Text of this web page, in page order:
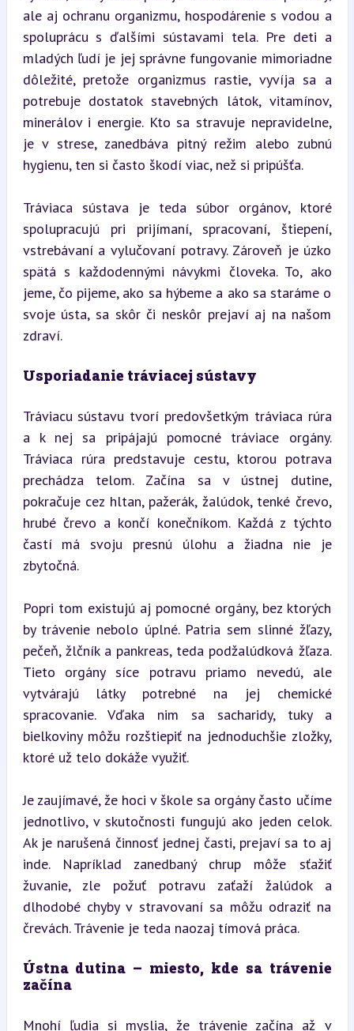
ale aj ochranu organizmu, hospodárenie s vodou a
spoluprácu s ďalšími sústavami tela. Pre deti a
mladých ľudí je jej správne fungovanie mimoriadne
dôležité, pretože organizmus rastie, vyvíja sa a
potrebuje dostatok stavebných látok, vitamínov,
minerálov i energie. Kto sa stravuje nepravidelne,
je v strese, zanedbáva pitný režim alebo zubnú
hygienu, ten si často škodí viac, než si pripúšťa.
Tráviaca sústava je teda súbor orgánov, ktoré
spolupracujú pri prijímaní, spracovaní, štiepení,
vstrebávaní a vylučovaní potravy. Zároveň je úzko
spätá s každodennými návykmi človeka. To, ako
jeme, čo pijeme, ako sa hýbeme a ako sa staráme o
svoje ústa, sa skôr či neskôr prejaví aj na našom
zdraví.
Usporiadanie tráviacej sústavy
Tráviacu sústavu tvorí predovšetkým tráviaca rúra
a k nej sa pripájajú pomocné tráviace orgány.
Tráviaca rúra predstavuje cestu, ktorou potrava
prechádza telom. Začína sa v ústnej dutine,
pokračuje cez hltan, pažerák, žalúdok, tenké črevo,
hrubé črevo a končí konečníkom. Každá z týchto
častí má svoju presnú úlohu a žiadna nie je
zbytočná.
Popri tom existujú aj pomocné orgány, bez ktorých
by trávenie nebolo úplné. Patria sem slinné žľazy,
pečeň, žlčník a pankreas, teda podžalúdková žľaza.
Tieto orgány síce potravu priamo nevedú, ale
vytvárajú látky potrebné na jej chemické
spracovanie. Vďaka nim sa sacharidy, tuky a
bielkoviny môžu rozštiepiť na jednoduchšie zložky,
ktoré už telo dokáže využiť.
Je zaujímavé, že hoci v škole sa orgány často učíme
jednotlivo, v skutočnosti fungujú ako jeden celok.
Ak je narušená činnosť jednej časti, prejaví sa to aj
inde. Napríklad zanedbaný chrup môže sťažiť
žuvanie, zle požuť potravu zaťaží žalúdok a
dlhodobé chyby v stravovaní sa môžu odraziť na
črevách. Trávenie je teda naozaj tímová práca.
Ústna dutina – miesto, kde sa trávenie
začína
Mnohí ľudia si myslia, že trávenie začína až v